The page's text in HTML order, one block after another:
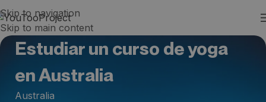
Skip to navigation
Skip to main content
Estudiar un curso de yoga
en Australia
Australia